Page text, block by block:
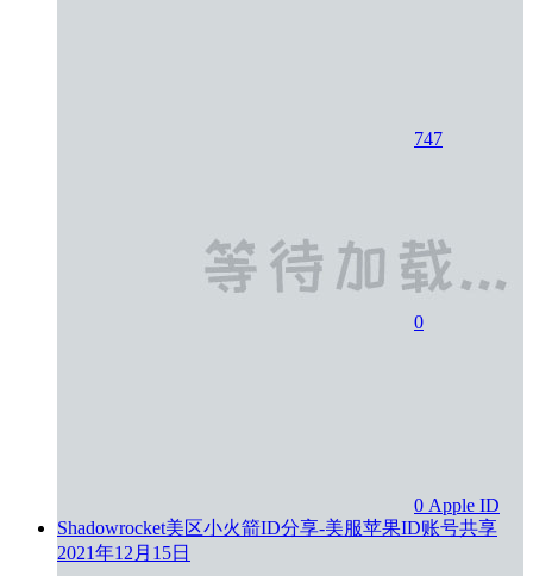
747
0
0 Apple ID
Shadowrocket美区小火箭ID分享-美服苹果ID账号共享
2021年12月15日